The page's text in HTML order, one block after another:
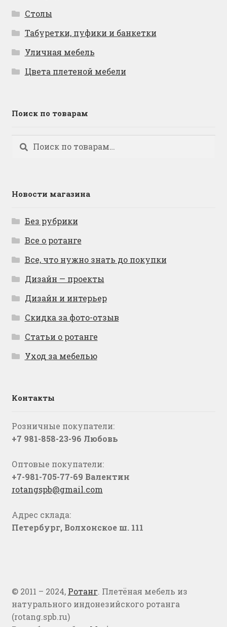
Столы
Табуретки, пуфики и банкетки
Уличная мебель
Цвета плетеной мебели
Поиск по товарам
Искать:
Поиск
Новости магазина
Без рубрики
Все о ротанге
Все, что нужно знать до покупки
Дизайн — проекты
Дизайн и интерьер
Скидка за фото-отзыв
Статьи о ротанге
Уход за мебелью
Контакты
Розничные покупатели:
+7 981-858-23-96 Любовь
Оптовые покупатели:
+7-981-705-77-69 Валентин
rotangspb@gmail.com
Адрес склада:
Петербург, Волхонское ш. 111
© 2011 – 2024, Ротанг. Плетёная мебель из
натурального индонезийского ротанга
(rotang.spb.ru)